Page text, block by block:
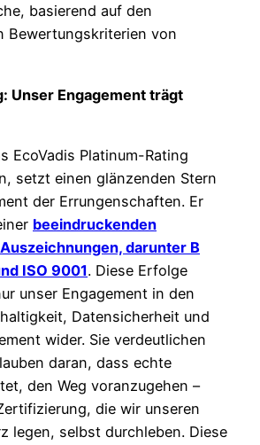
basierend auf den
Bewertungskriterien von
Unser Engagement trägt
EcoVadis Platinum-Rating
setzt einen glänzenden Stern
der Errungenschaften. Er
beeindruckenden
darunter B
ISO 9001. Diese Erfolge
unser Engagement in den
Datensicherheit und
wider. Sie verdeutlichen
daran, dass echte
den Weg voranzugehen –
die wir unseren
legen, selbst durchleben. Diese